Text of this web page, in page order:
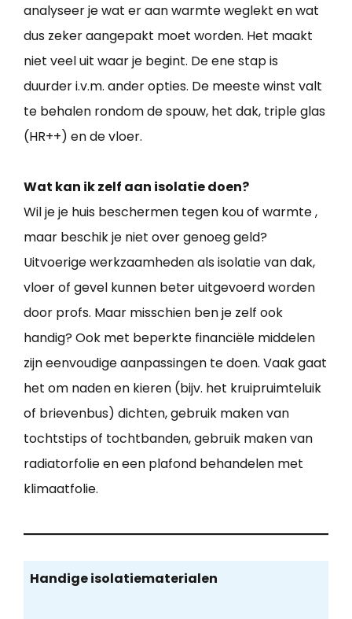
analyseer je wat er aan warmte weglekt en wat
dus zeker aangepakt moet worden. Het maakt
niet veel uit waar je begint. De ene stap is
duurder i.v.m. ander opties. De meeste winst valt
te behalen rondom de spouw, het dak, triple glas
(HR++) en de vloer.
Wat kan ik zelf aan isolatie doen?
Wil je je huis beschermen tegen kou of warmte ,
maar beschik je niet over genoeg geld?
Uitvoerige werkzaamheden als isolatie van dak,
vloer of gevel kunnen beter uitgevoerd worden
door profs. Maar misschien ben je zelf ook
handig? Ook met beperkte financiële middelen
zijn eenvoudige aanpassingen te doen. Vaak gaat
het om naden en kieren (bijv. het kruipruimteluik
of brievenbus) dichten, gebruik maken van
tochtstips of tochtbanden, gebruik maken van
radiatorfolie en een plafond behandelen met
klimaatfolie.
Handige isolatiematerialen